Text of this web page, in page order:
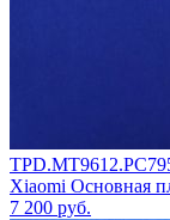
Xiaomi Основная
7 200 руб.